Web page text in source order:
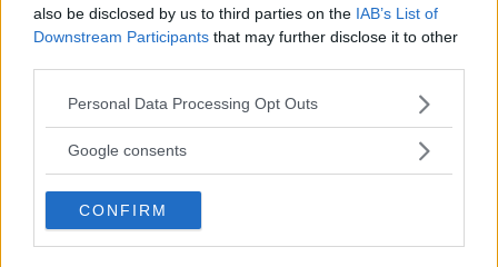
also be disclosed by us to third parties on the IAB’s List of
Downstream Participants that may further disclose it to other
Please note that this website/app uses one or more Google
not limited to your visit or usage behaviour. You may click to
use your data for below specified purposes in below Google
consent section.
Personal Data Processing Opt Outs
Google consents
CONFIRM